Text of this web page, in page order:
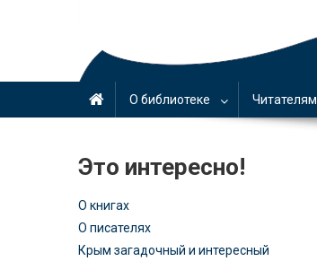
О библиотеке Читателям
Это интересно!
О книгах
О писателях
Крым загадочный и интересный